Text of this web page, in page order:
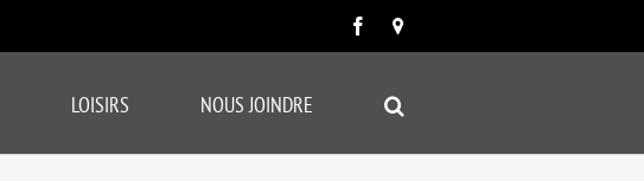
Facebook
Carte
LOISIRS NOUS JOINDRE